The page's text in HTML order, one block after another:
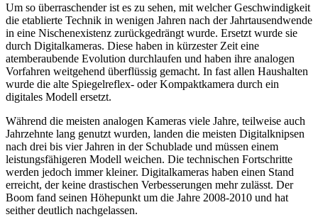
Um so überraschender ist es zu sehen, mit welcher Geschwindigkeit
die etablierte Technik in wenigen Jahren nach der Jahrtausendwende
in eine Nischenexistenz zurückgedrängt wurde. Ersetzt wurde sie
durch Digitalkameras. Diese haben in kürzester Zeit eine
atemberaubende Evolution durchlaufen und haben ihre analogen
Vorfahren weitgehend überflüssig gemacht. In fast allen Haushalten
wurde die alte Spiegelreflex- oder Kompaktkamera durch ein
digitales Modell ersetzt.
Während die meisten analogen Kameras viele Jahre, teilweise auch
Jahrzehnte lang genutzt wurden, landen die meisten Digitalknipsen
nach drei bis vier Jahren in der Schublade und müssen einem
leistungsfähigeren Modell weichen. Die technischen Fortschritte
werden jedoch immer kleiner. Digitalkameras haben einen Stand
erreicht, der keine drastischen Verbesserungen mehr zulässt. Der
Boom fand seinen Höhepunkt um die Jahre 2008-2010 und hat
seither deutlich nachgelassen.